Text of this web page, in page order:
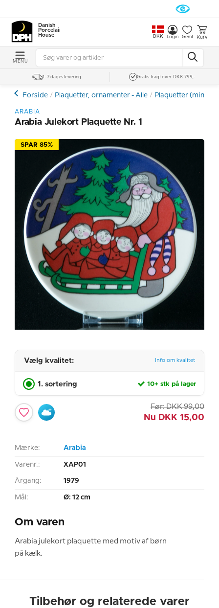
Danish
Porcelain
House
DKK Login Gemt Kurv
MENU
1-2 dages levering Gratis fragt over DKK 799,-
Forside Plaquetter, ornamenter - Alle Plaquetter (mini
ARABIA
Arabia Julekort Plaquette Nr. 1
SPAR 85%
Vælg kvalitet: Info om kvalitet
1. sortering 10+ stk på lager
Før: DKK 99,00
Nu DKK 15,00
Mærke: Arabia
Varenr.: XAP01
Årgang: 1979
Mål: Ø: 12 cm
Om varen
Arabia julekort plaquette med motiv af børn
på kælk.
Tilbehør og relaterede varer